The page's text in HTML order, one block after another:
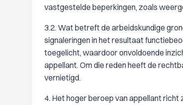
vastgestelde beperkingen, zoals
3.2. Wat betreft de arbeidskundige
signaleringen in het resultaat
toegelicht, waardoor onvoldoende
appellant. Om die reden heeft de
vernietigd.
4. Het hoger beroep van appellant